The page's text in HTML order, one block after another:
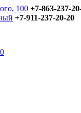
100 +7-863-237-
+7-911-237-20-20